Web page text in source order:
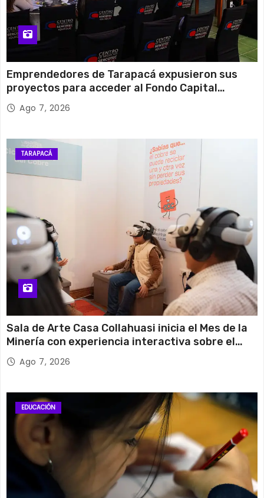
Emprendedores de Tarapacá expusieron sus
proyectos para acceder al Fondo Capital
Semilla de SERCOTEC
Ago 7, 2026
TARAPACÁ
Sala de Arte Casa Collahuasi inicia el Mes de la
Minería con experiencia interactiva sobre el
cobreAgo 7, 2026
EDUCACIÓN